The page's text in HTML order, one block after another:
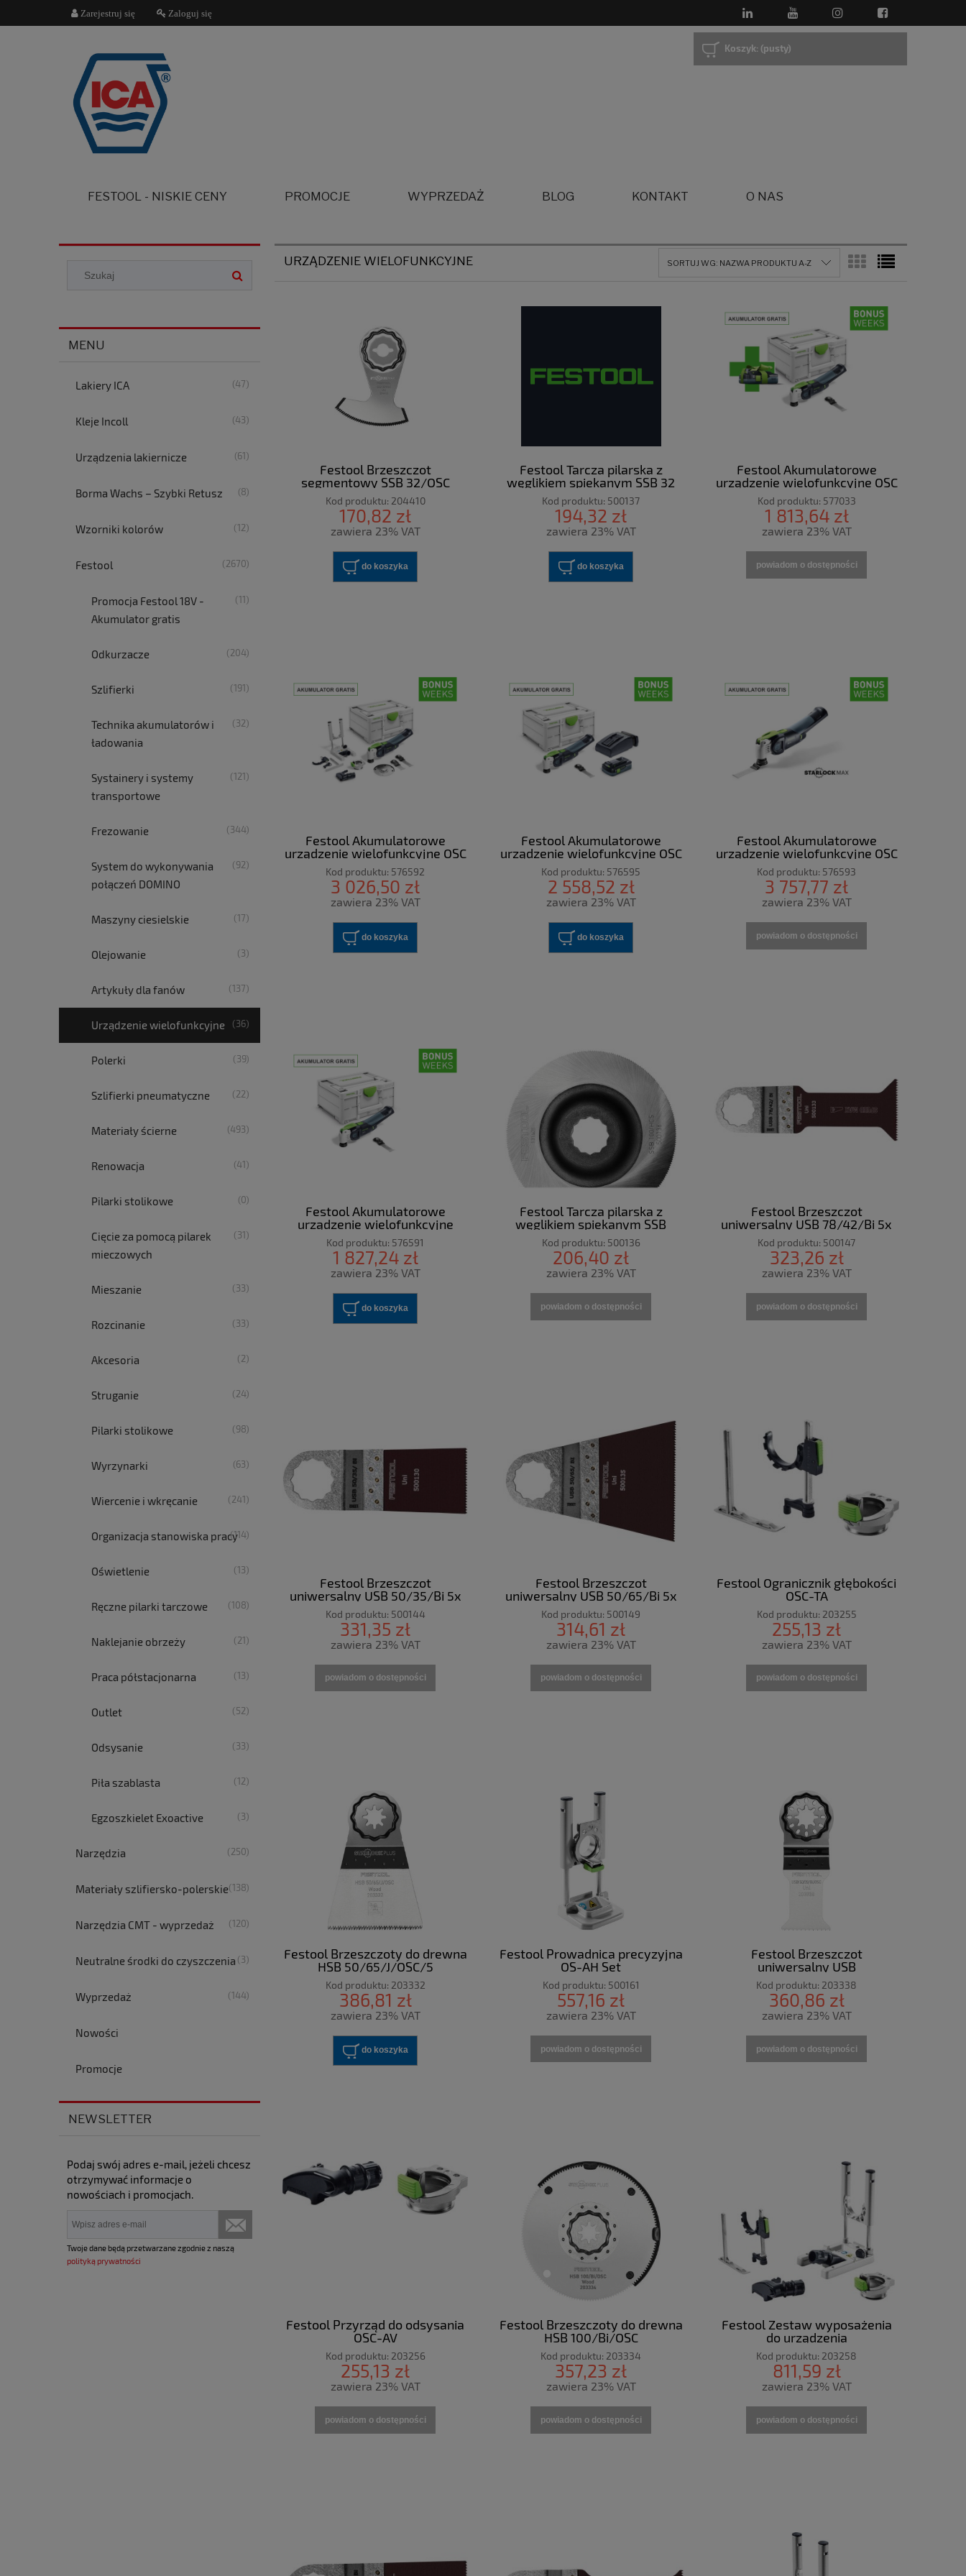
Zarejestruj się Zaloguj się
Koszyk: (pusty)
FESTOOL - NISKIE CENY PROMOCJE WYPRZEDAŻ BLOG KONTAKT O NAS
MENU
Lakiery ICA (47)
Kleje Incoll (43)
Urządzenia lakiernicze (61)
Borma Wachs – Szybki Retusz (8)
Wzorniki kolorów (12)
Festool (2670)
Promocja Festool 18V -
Akumulator gratis
(11)
Odkurzacze (204)
Szlifierki (191)
Technika akumulatorów i
ładowania
(32)
Systainery i systemy
transportowe
(121)
Frezowanie (344)
System do wykonywania
połączeń DOMINO
(92)
Maszyny ciesielskie (17)
Olejowanie (3)
Artykuły dla fanów (137)
Urządzenie wielofunkcyjne (36)
Polerki (39)
Szlifierki pneumatyczne (22)
Materiały ścierne (493)
Renowacja (41)
Pilarki stolikowe (0)
Cięcie za pomocą pilarek
mieczowych
(31)
Mieszanie (33)
Rozcinanie (33)
Akcesoria (2)
Struganie (24)
Pilarki stolikowe (98)
Wyrzynarki (63)
Wiercenie i wkręcanie (241)
Organizacja stanowiska pracy(114)
Oświetlenie (13)
Ręczne pilarki tarczowe (108)
Naklejanie obrzeży (21)
Praca półstacjonarna (13)
Outlet (52)
Odsysanie (33)
Piła szablasta (12)
Egzoszkielet Exoactive (3)
Narzędzia (250)
Materiały szlifiersko-polerskie(138)
Narzędzia CMT - wyprzedaż (120)
Neutralne środki do czyszczenia (3)
Wyprzedaż (144)
Nowości
Promocje
NEWSLETTER
Podaj swój adres e-mail, jeżeli chcesz
otrzymywać informacje o
nowościach i promocjach.
Twoje dane będą przetwarzane zgodnie z naszą
polityką prywatności
URZĄDZENIE WIELOFUNKCYJNE SORTUJ WG: NAZWA PRODUKTU A-Z
Festool Brzeszczot
segmentowy SSB 32/OSC
Kod produktu: 204410
170,82 zł
zawiera 23% VAT
do koszyka
Festool Tarcza pilarska z
węglikiem spiekanym SSB 32
Kod produktu: 500137
194,32 zł
zawiera 23% VAT
do koszyka
Festool Akumulatorowe
urządzenie wielofunkcyjne OSC
18 E-Basic VECTURO
Kod produktu: 577033
1 813,64 zł
zawiera 23% VAT
powiadom o dostępności
Festool Akumulatorowe
urządzenie wielofunkcyjne OSC
18 E-Basic-Set VECTURO
Kod produktu: 576592
3 026,50 zł
zawiera 23% VAT
do koszyka
Festool Akumulatorowe
urządzenie wielofunkcyjne OSC
18 HPC 4,0 EI-Plus VECTURO
Kod produktu: 576595
2 558,52 zł
zawiera 23% VAT
do koszyka
Festool Akumulatorowe
urządzenie wielofunkcyjne OSC
18 HPC 4,0 EI-Set VECTURO
Kod produktu: 576593
3 757,77 zł
zawiera 23% VAT
powiadom o dostępności
Festool Akumulatorowe
urządzenie wielofunkcyjne
VECTURO OSC 18 E-Basic
Kod produktu: 576591
1 827,24 zł
zawiera 23% VAT
do koszyka
Festool Tarcza pilarska z
węglikiem spiekanym SSB
100/HCS
Kod produktu: 500136
206,40 zł
zawiera 23% VAT
powiadom o dostępności
Festool Brzeszczot
uniwersalny USB 78/42/Bi 5x
Kod produktu: 500147
323,26 zł
zawiera 23% VAT
powiadom o dostępności
Festool Brzeszczot
uniwersalny USB 50/35/Bi 5x
Kod produktu: 500144
331,35 zł
zawiera 23% VAT
powiadom o dostępności
Festool Brzeszczot
uniwersalny USB 50/65/Bi 5x
Kod produktu: 500149
314,61 zł
zawiera 23% VAT
powiadom o dostępności
Festool Ogranicznik głębokości
OSC-TA
Kod produktu: 203255
255,13 zł
zawiera 23% VAT
powiadom o dostępności
Festool Brzeszczoty do drewna
HSB 50/65/J/OSC/5
Kod produktu: 203332
386,81 zł
zawiera 23% VAT
do koszyka
Festool Prowadnica precyzyjna
OS-AH Set
Kod produktu: 500161
557,16 zł
zawiera 23% VAT
powiadom o dostępności
Festool Brzeszczot
uniwersalny USB
50/35/Bi/OSC/5
Kod produktu: 203338
360,86 zł
zawiera 23% VAT
powiadom o dostępności
Festool Przyrząd do odsysania
OSC-AV
Kod produktu: 203256
255,13 zł
zawiera 23% VAT
powiadom o dostępności
Festool Brzeszczoty do drewna
HSB 100/Bi/OSC
Kod produktu: 203334
357,23 zł
zawiera 23% VAT
powiadom o dostępności
Festool Zestaw wyposażenia
do urządzenia
wielofunkcyjnego OSC-
AH/TA/AV-Set
Kod produktu: 203258
811,59 zł
zawiera 23% VAT
powiadom o dostępności